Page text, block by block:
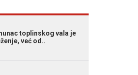
toplinskog vala je
već od..